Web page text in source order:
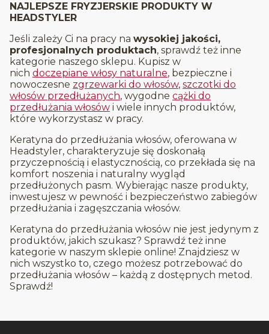
NAJLEPSZE FRYZJERSKIE PRODUKTY W
HEADSTYLER
Jeśli zależy Ci na pracy na wysokiej jakości,
profesjonalnych produktach, sprawdź też inne
kategorie naszego sklepu. Kupisz w
nich doczepiane włosy naturalne, bezpieczne i
nowoczesne zgrzewarki do włosów, szczotki do
włosów przedłużanych, wygodne cążki do
przedłużania włosów i wiele innych produktów,
które wykorzystasz w pracy.
Keratyna do przedłużania włosów, oferowana w
Headstyler, charakteryzuje się doskonałą
przyczepnością i elastycznością, co przekłada się na
komfort noszenia i naturalny wygląd
przedłużonych pasm. Wybierając nasze produkty,
inwestujesz w pewność i bezpieczeństwo zabiegów
przedłużania i zagęszczania włosów.
Keratyna do przedłużania włosów nie jest jedynym z
produktów, jakich szukasz? Sprawdź też inne
kategorie w naszym sklepie online! Znajdziesz w
nich wszystko to, czego możesz potrzebować do
przedłużania włosów – każdą z dostępnych metod.
Sprawdź!